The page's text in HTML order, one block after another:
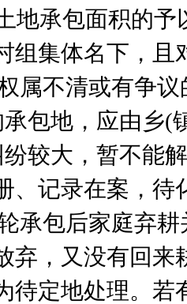
地承包面积的
组集体名下，且
属不清或有争
包地，应由乡(
较大，暂不能
、记录在案，
承包后家庭弃
弃，又没有回
待定地处理。